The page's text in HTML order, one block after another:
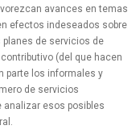
avances en temas
efectos indeseados sobre
planes de servicios de
(del que hacen
parte los informales y
de servicios
analizar esos posibles